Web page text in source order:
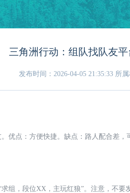
三角洲行动：组队找队友
发布时间：2026-04-05 21:35:33 所
优点：方便快捷。缺点：路人配合差
组，段位XX，主玩红狼”。注意，不要